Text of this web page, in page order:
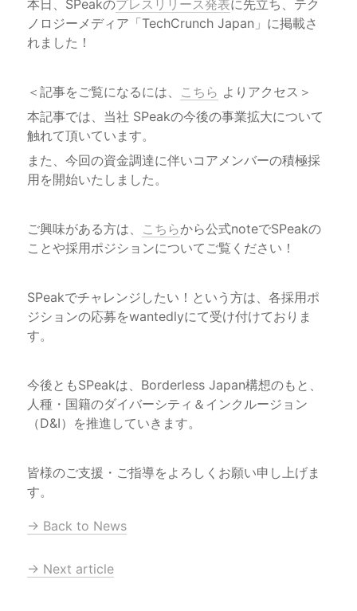
本日、SPeakのプレスリリース発表に先立ち、テク
ノロジーメディア「TechCrunch Japan」に掲載さ
れました！
＜記事をご覧になるには、 こちら
本記事では、当社 SPeakの今後の事業拡大について
また、今回の資金調達に伴いコアメンバーの積極採
用を開始いたしました。
ご興味がある方は、 こちらから公式noteでSPeakの
ことや採用ポジションについてご覧ください！
SPeakでチャレンジしたい！という方は、各採用ポ
ジションの応募をwantedlyにて受け付けておりま
す。
今後ともSPeakは、Borderless Japan構想のもと、
人種・国籍のダイバーシティ＆インクルージョン
（D&I）を推進していきます。
皆様のご支援・ご指導をよろしくお願い申し上げま
す。
→ Back to News
→ Next article